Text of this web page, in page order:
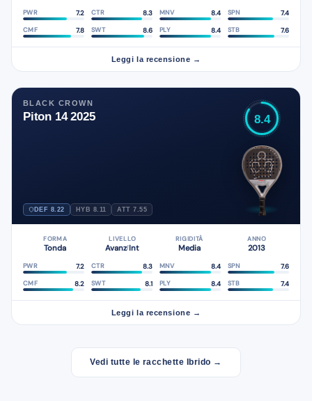
PWR 7.2 CTR 8.3 MNV 8.4 SPN 7.4
CMF 7.8 SWT 8.6 PLY 8.4 STB 7.6
Leggi la recensione →
BLACK CROWN
Piton 14 2025
DEF 8.22 HYB 8.11 ATT 7.55
8.4
FORMA
Tonda
LIVELLO
Avanz/Int
RIGIDITÀ
Media
ANNO
2013
PWR 7.2 CTR 8.3 MNV 8.4 SPN 7.6
CMF 8.2 SWT 8.1 PLY 8.4 STB 7.4
Leggi la recensione →
Vedi tutte le racchette Ibrido →